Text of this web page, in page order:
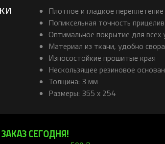
Плотное и гладкое
Попиксельная точность
Оптимальное покрытие для всех
Материал из ткани, удобно
Износостойкие прошитые края
Нескользящее резиновое
Толщина: 3 мм
Размеры: 355 x 254
СЕГОДНЯ!